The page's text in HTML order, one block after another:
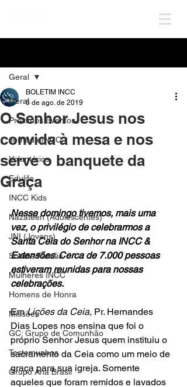
Geral
Próximos Eventos
Jornada INCC
Voluntários
Edulife
INCC Kids
Nazateen (Adolescentes)
JNI (Jovens)
Somos Família
Mulheres INCC
Homens de Honra
Missões
GC: Grupo de Comunhão
Testemunhos
Grupo Ana Brasil
Geral
O Senhor Jesus nos
convida à mesa e nos
serve o banquete da
Graça
BOLETIM INCC
6 de ago. de 2019
Nesse domingo tivemos, mais uma
vez, o privilégio de celebrarmos a
Santa Ceia do Senhor na INCC &
Extensões. Cerca de 7.000 pessoas
estiveram reunidas para nossas
celebrações.
Em Lições da Ceia, Pr. Hernandes
Dias Lopes nos ensina que foi o
próprio Senhor Jesus quem instituiu o
sacramento da Ceia como um meio de
graça para sua igreja. Somente
aqueles que foram remidos e lavados